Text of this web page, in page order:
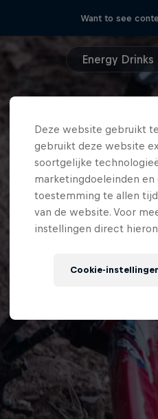
Want to see
Energy Drinks
Deze website gebruikt
gebruikt deze website
soortgelijke
marketingdoeleinden
toestemming te allen
van de website. Voor
instellingen direct
Cookie-